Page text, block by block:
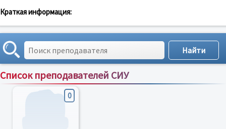
Краткая информация:
Список преподавателей СИУ
Сортировка по:имени;рейтингу;отзывам
0